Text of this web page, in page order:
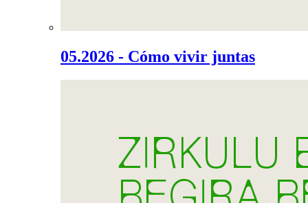
05.2026 - Cómo vivir juntas